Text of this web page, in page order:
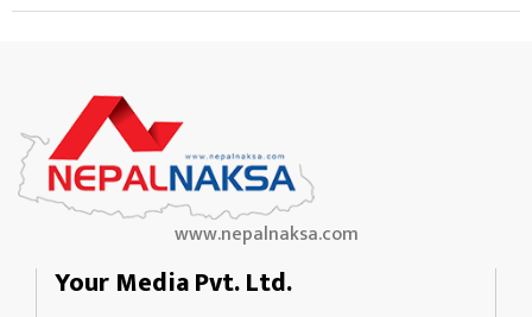
www.nepalnaksa.com
Your Media Pvt. Ltd.